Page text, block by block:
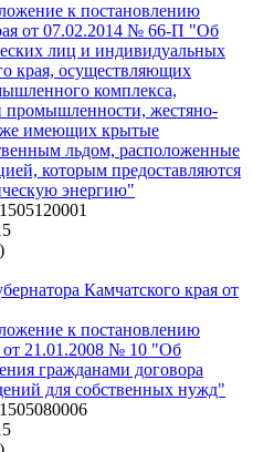
к постановлению
от 07.02.2014 № 66-П "Об
лиц и индивидуальных
края, осуществляющих
комплекса,
жестяно-
имеющих крытые
льдом, расположенные
которым предоставляются
энергию"
Камчатского края от
к постановлению
от 21.01.2008 № 10 "Об
гражданами договора
для собственных нужд"